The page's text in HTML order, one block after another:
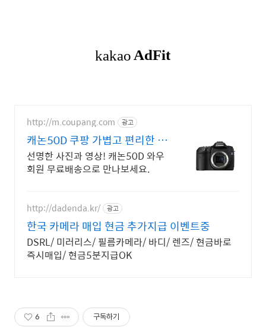
http://m.coupang.com 광고
캐논50D 쿠팡 가볍고 편리한 휴
대성
선명한 사진과 영상! 캐논50D 와우
회원 무료배송으로 만나보세요.
http://dadenda.kr/ 광고
한국 카메라 매입 현금 추가지급 이벤트중
DSRL/ 미러리스/ 필름카메라/ 바디/ 렌즈/ 현금바로
즉시매입/ 현금5분지급OK
6 구독하기